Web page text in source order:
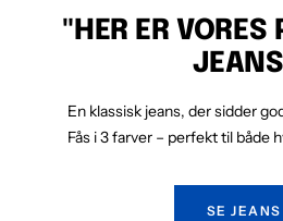
"HER ER
En klassisk jeans, der sidder
Fås i 3 farver – perfekt til både
SE JEANS